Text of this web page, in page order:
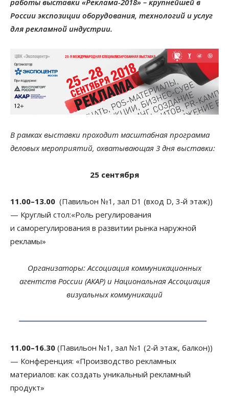
работы выставки «Реклама-2018» – крупнейшей в
России экспозиции обору­до­ва­ния, технологий и услуг
для рекламной индустрии.
В рамках выставки проходит масштабная программа
деловых мероприятий, охватывающая 3 дня выставки:
25 сентября
11.00–13.00 (Павильон №1, зал D1 (вход D, 3‑й этаж))
— Круглый стол:«Роль регулирования
и саморегулирования в развитии рынка наружной
рекламы»
Организаторы: Ассоциация комму­ни­ка­ци­онных
агентств России (АКАР) и Национальная Ассоциация
визуальных коммуникаций
11.00–16.30 (Павильон №1, зал №1 (2‑й этаж, балкон))
— Конференция: «Производство рекламных
материалов: как создать уникальный рекламный
продукт»